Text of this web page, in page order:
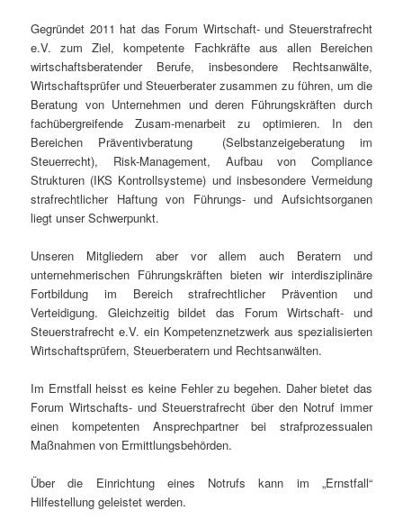
Gegründet 2011 hat das Forum Wirtschaft- und Steuerstrafrecht
e.V. zum Ziel, kompetente Fachkräfte aus allen Bereichen
wirtschaftsberatender Berufe, insbesondere Rechtsanwälte,
Wirtschaftsprüfer und Steuerberater zusammen zu führen, um die
Beratung von Unternehmen und deren Führungskräften durch
fachübergreifende Zusam-menarbeit zu optimieren. In den
Bereichen Präventivberatung (Selbstanzeigeberatung im
Steuerrecht), Risk-Management, Aufbau von Compliance
Strukturen (IKS Kontrollsysteme) und insbesondere Vermeidung
strafrechtlicher Haftung von Führungs- und Aufsichtsorganen
liegt unser Schwerpunkt.
Unseren Mitgliedern aber vor allem auch Beratern und
unternehmerischen Führungskräften bieten wir interdisziplinäre
Fortbildung im Bereich strafrechtlicher Prävention und
Verteidigung. Gleichzeitig bildet das Forum Wirtschaft- und
Steuerstrafrecht e.V. ein Kompetenznetzwerk aus spezialisierten
Wirtschaftsprüfern, Steuerberatern und Rechtsanwälten.
Im Ernstfall heisst es keine Fehler zu begehen. Daher bietet das
Forum Wirtschafts- und Steuerstrafrecht über den Notruf immer
einen kompetenten Ansprechpartner bei strafprozessualen
Maßnahmen von Ermittlungsbehörden.
Über die Einrichtung eines Notrufs kann im „Ernstfall“
Hilfestellung geleistet werden.